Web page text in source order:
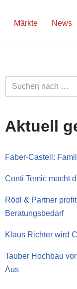
Märkte News
Aktuell
Faber-Castell:
Conti Temic macht
Rödl & Partner
Beratungsbedarf
Klaus Richter wird
Tauber Hochbau
Aus